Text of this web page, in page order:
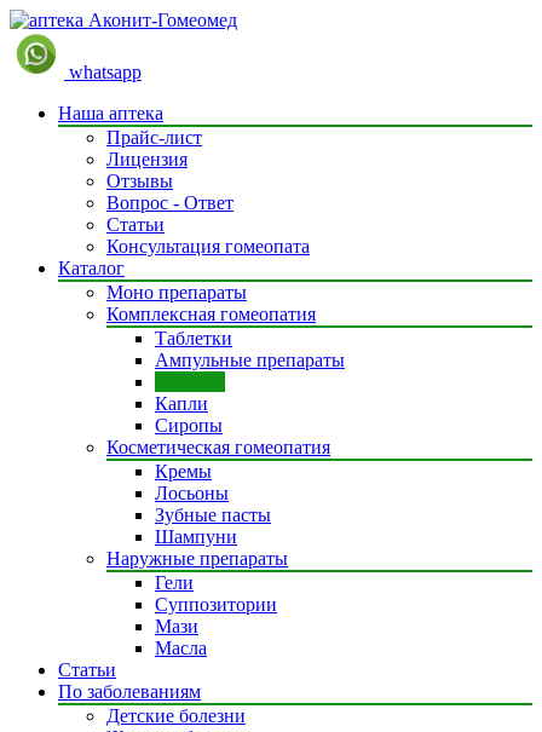
whatsapp
Наша аптека
Прайс-лист
Лицензия
Отзывы
Вопрос - Ответ
Статьи
Консультация гомеопата
Каталог
Моно препараты
Комплексная гомеопатия
Таблетки
Ампульные препараты
Капли
Сиропы
Косметическая гомеопатия
Кремы
Лосьоны
Зубные пасты
Шампуни
Наружные препараты
Гели
Суппозитории
Мази
Масла
Статьи
По заболеваниям
Детские болезни